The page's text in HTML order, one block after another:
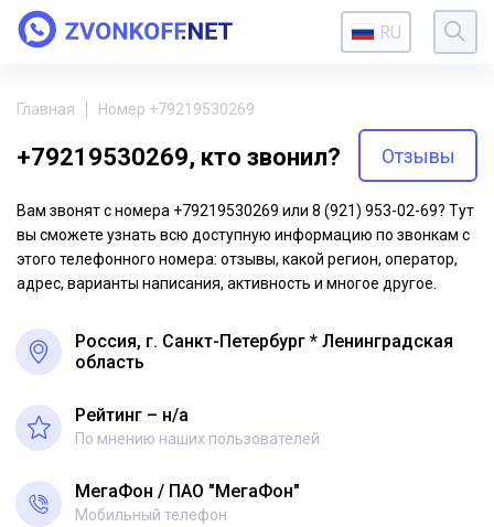
RU
Главная Номер +79219530269
+79219530269, кто звонил? Отзывы
Вам звонят с номера +79219530269 или 8 (921) 953-02-69? Тут
вы сможете узнать всю доступную информацию по звонкам с
этого телефонного номера: отзывы, какой регион, оператор,
адрес, варианты написания, активность и многое другое.
Россия, г. Санкт-Петербург * Ленинградская
область
Рейтинг – н/a
По мнению наших пользователей
МегаФон ПАО "МегаФон"
Мобильный телефон